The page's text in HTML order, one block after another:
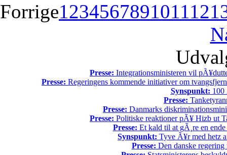
Forrige123456789101112
Presse: Integrationsministeren vil
Presse: Regeringens kommende initiativer om
Synspunkt: 100
Presse:
Presse: Danmarks
Presse: Politiske reaktioner pÃ¥ Hizb ut
Presse: Et kald til at gÃ¸re en
Synspunkt: Tyve Ã¥r med hetz
Presse: Den danske